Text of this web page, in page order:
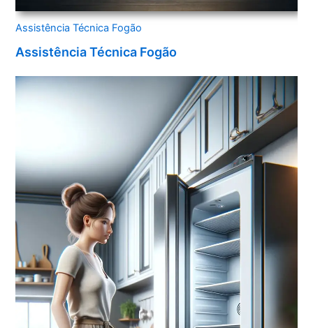
Assistência Técnica Fogão
Assistência Técnica Fogão